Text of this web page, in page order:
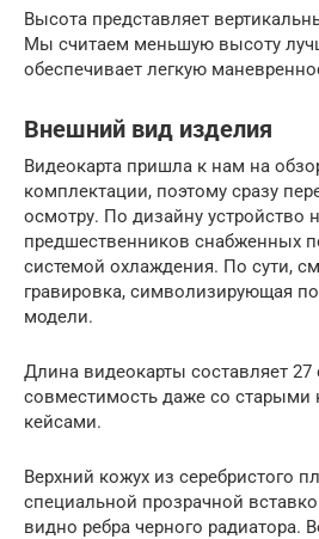
Высота представляет
Мы считаем меньшую высоту
обеспечивает легкую
Внешний вид изделия
Видеокарта пришла к нам на
комплектации, поэтому сразу
осмотру. По дизайну устройство
предшественников снабженных
системой охлаждения. По сути,
гравировка, символизирующая
модели.
Длина видеокарты составляет 27
совместимость даже со
кейсами.
Верхний кожух из серебристого
специальной прозрачной
видно ребра черного радиатора.